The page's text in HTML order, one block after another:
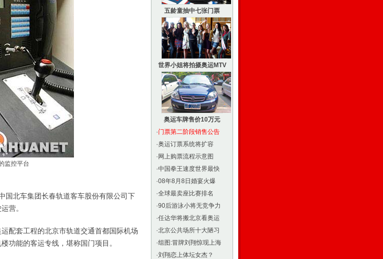
监控平台
北车集团长春轨道客车股份有限公司下
营。
套工程的北京市轨道交通首都国际机场
功能的客运专线，堪称国门项目。
五龄童抽中七张门票
世界小姐将拍摄奥运MTV
奥运车牌售价10万元
·门票第二阶段销售公告
·奥运订票系统将扩容
· 网上购票流程示意图
·中国拳王速度世界最快
·08年8月8日婚宴火爆
·全球最卖座比赛排名
·90后游泳小将无竞争力
·任达华将搬北京看奥运
·北京公共场所十大陋习
·组图:冒牌刘翔惊现上海
·刘翔恋上体坛女杰？